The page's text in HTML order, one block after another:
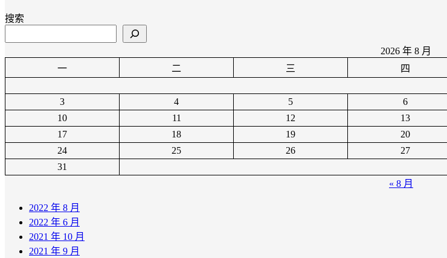
搜索
2026 年 8 月
一
二 三 四
3
4 5 6
10
11 12 13
17
18 19 20
24
25 26 27
31
« 8 月
2022 年 8 月
2022 年 6 月
2021 年 10 月
2021 年 9 月